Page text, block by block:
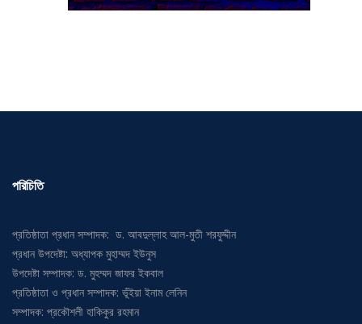
প্রতিষ্ঠাতা প্রধান সম্পাদক: ড. আবদুল্লাহ আল-মুতী শরফুদ্দীন
প্রধান উপদেষ্টা: অধ্যাপক মুহাম্মদ ইউনুস
উপদেষ্টা সম্পাদক: ড. মুহম্মদ জাফর ইকবাল
প্রতিষ্ঠাতা ও প্রধান সম্পাদক: ভূঁইয়া ইনাম লেনিন